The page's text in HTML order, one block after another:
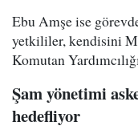
Ebu Amşe ise
yetkililer, kendisini
Komutan
Şam yönetimi
hedefliyor